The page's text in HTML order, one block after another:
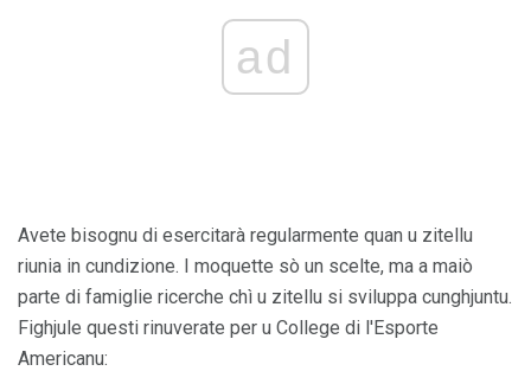
ad
Avete bisognu di esercitarà regularmente quan u zitellu
riunia in cundizione. I moquette sò un scelte, ma a maiò
parte di famiglie ricerche chì u zitellu si sviluppa cunghjuntu.
Fighjule questi rinuverate per u College di l'Esporte
Americanu: